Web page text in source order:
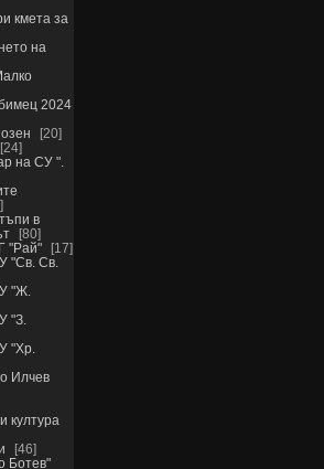
кмета за
на
2024
20
24
на СУ ".
в
80
"Рай"
17
"Св. Св.
"Ж.
"З.
"Хр.
Илчев
култура
46
Ботев"